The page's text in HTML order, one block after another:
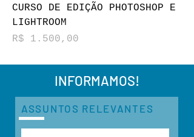
CURSO DE EDIÇÃO PHOTOSHOP E
LIGHTROOM
Preço
R$ 1.500,00
INFORMAMOS!
ASSUNTOS RELEVANTES